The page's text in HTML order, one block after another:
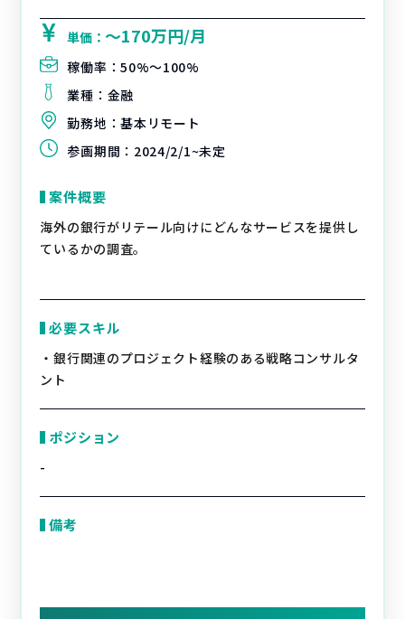
単価：〜170万円/月
稼働率：50%〜100%
業種： 金融
勤務地：基本リモート
参画期間： 2024/2/1~未定
案件概要
海外の銀行がリテール向けにどんなサービスを提供し
ているかの調査。
必要スキル
・銀行関連のプロジェクト経験のある戦略コンサルタ
ント
ポジション
-
備考